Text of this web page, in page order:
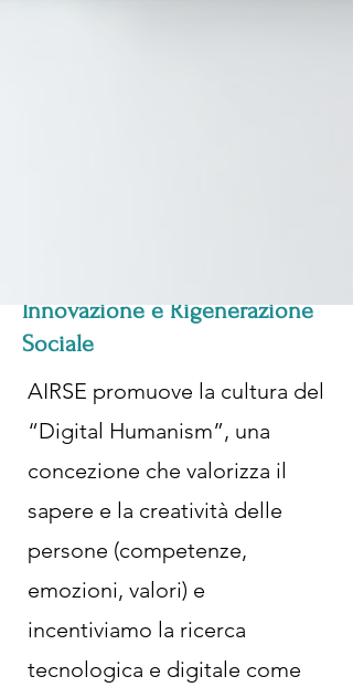
Innovazione e Rigenerazione
Sociale
AIRSE promuove la cultura del
“Digital Humanism”, una
concezione che valorizza il
sapere e la creatività delle
persone (competenze,
emozioni, valori) e
incentiviamo la ricerca
tecnologica e digitale come